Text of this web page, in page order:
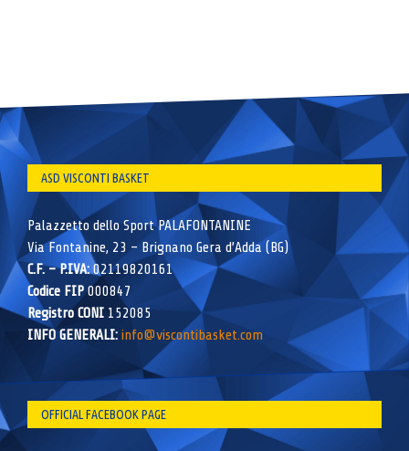
ASD VISCONTI BASKET
Palazzetto dello Sport PALAFONTANINE
Via Fontanine, 23 – Brignano Gera d’Adda (BG)
C.F. – P.IVA:02119820161
Codice FIP000847
Registro CONI 152085
INFO GENERALI: info@viscontibasket.com
OFFICIAL FACEBOOK PAGE